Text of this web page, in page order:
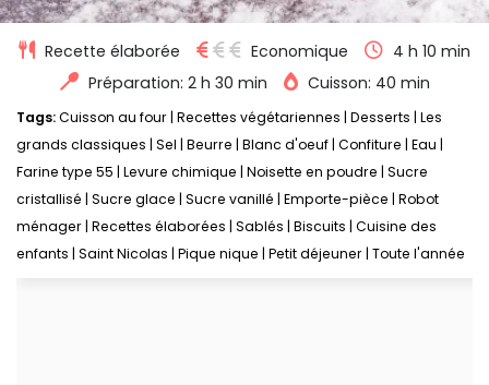
Recette élaborée Economique
4 h 10 min
Préparation: 2 h 30 min
Cuisson: 40 min
Tags:Cuisson au four Recettes végétariennes Desserts Les
grands classiques Sel Beurre Blanc d'oeuf Confiture Eau
Farine type 55 Levure chimique Noisette en poudre Sucre
cristallisé Sucre glace Sucre vanillé Emporte-pièce Robot
ménager Recettes élaborées Sablés Biscuits Cuisine des
enfants Saint Nicolas Pique nique Petit déjeuner Toute l'année